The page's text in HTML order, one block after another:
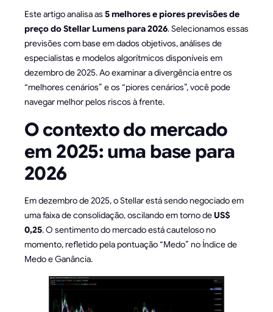
Este artigo analisa as 5 melhores e piores previsões de
preço do Stellar Lumens para 2026. Selecionamos essas
previsões com base em dados objetivos, análises de
especialistas e modelos algorítmicos disponíveis em
dezembro de 2025. Ao examinar a divergência entre os
“melhores cenários” e os “piores cenários”, você pode
navegar melhor pelos riscos à frente.
O contexto do mercado
em 2025: uma base para
2026
Em dezembro de 2025, o Stellar está sendo negociado em
uma faixa de consolidação, oscilando em torno deUS$
0,25. O sentimento do mercado está cauteloso no
momento, refletido pela pontuação “Medo” no Índice de
Medo e Ganância.